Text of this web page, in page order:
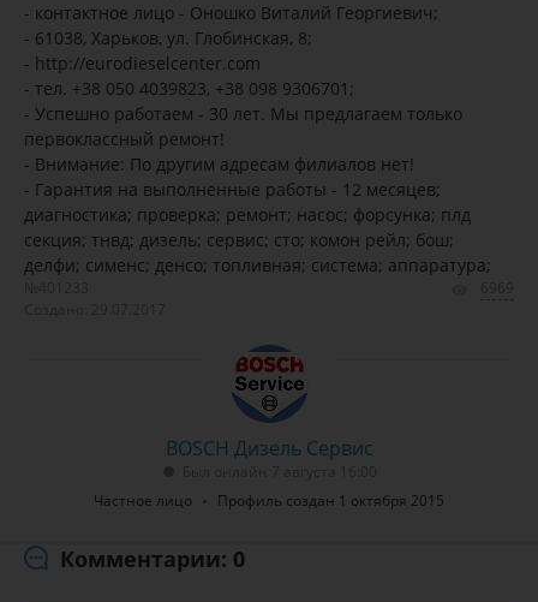
- контактное лицо - Оношко Виталий Георгиевич;
- 61038, Харьков, ул. Глобинская, 8;
- http://eurodieselcenter.com
- тел. +38 050 4039823, +38 098 9306701;
- Успешно работаем - 30 лет. Мы предлагаем только
первоклассный ремонт!
- Внимание: По другим адресам филиалов нет!
- Гарантия на выполненные работы - 12 месяцев;
диагностика; проверка; ремонт; насос; форсунка; плд
секция; тнвд; дизель; сервис; сто; комон рейл; бош;
делфи; сименс; денсо; топливная; система; аппаратура;
BOSCH Дизель Сервис
Частное лицо
Профиль создан 1 октября 2015
Комментарии: 0